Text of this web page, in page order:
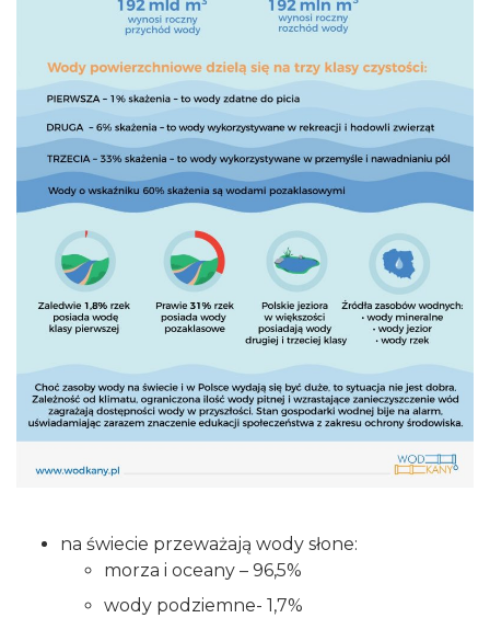
na świecie przeważają wody słone:
morza i oceany – 96,5%
wody podziemne- 1,7%